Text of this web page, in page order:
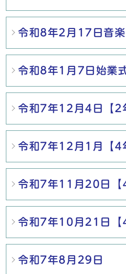
令和8年2月17日音楽
令和8年1月7日始業
令和7年12月4日【2
令和7年12月1月【4
令和7年11月20日【
令和7年10月21日【
令和7年8月29日